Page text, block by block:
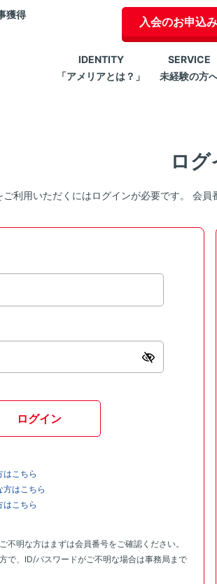
獲得
入会のお申込み
IDENTITY
「アメリアとは？」
SERVICE
未経験の方
ログ
利用いただくにはログインが必要です。 会
ログイン
はこちら
方はこちら
はこちら
不明な方はまずは会員番号をご確認ください。
で、ID/パスワードがご不明な場合は事務局まで